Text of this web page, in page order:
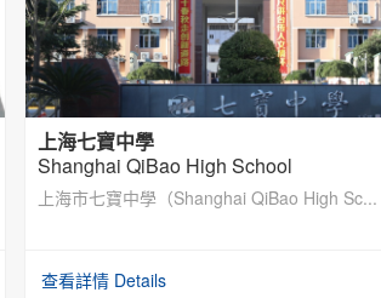
上海七寶中學
Shanghai QiBao High School
上海市七寶中學（Shanghai QiBao High Sc...
查看詳情 Details